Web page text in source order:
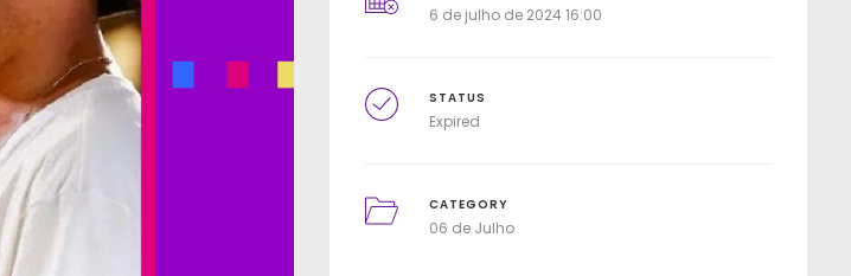
6 de julho de 2024 16:00
STATUS
Expired
CATEGORY
06 de Julho